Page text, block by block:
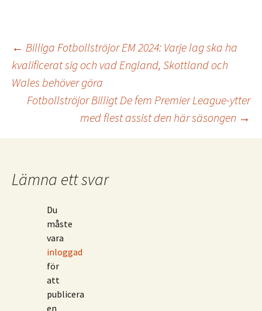
Inläggsnavigering
← Billiga Fotbollströjor EM 2024: Varje lag ska ha
kvalificerat sig och vad England, Skottland och
Wales behöver göra
Fotbollströjor Billigt De fem Premier League-ytter
med flest assist den här säsongen →
Lämna ett svar
Du
måste
vara
inloggad
för
att
publicera
en